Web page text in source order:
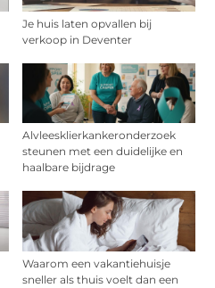
Je huis laten opvallen bij
verkoop in Deventer
Alvleesklierkankeronderzoek
steunen met een duidelijke en
haalbare bijdrage
Waarom een vakantiehuisje
sneller als thuis voelt dan een